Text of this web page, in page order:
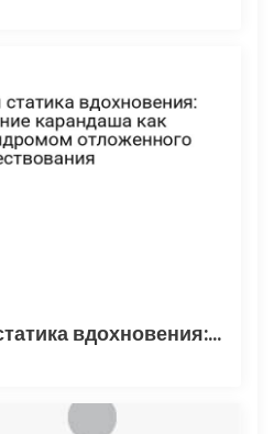
Геометрическая статика вдохновения: туннелирование карандаша как проявление синдромом отложенного существования